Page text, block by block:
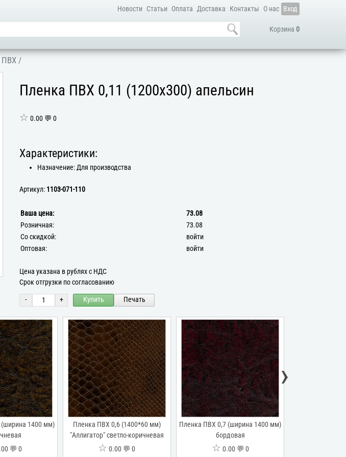
Новости Статьи Оплата Доставка Контакты О нас Вход
Корзина 0
ПВХ /
Пленка ПВХ 0,11 (1200х300) апельсин
☆ 0.00 💬 0
Характеристики:
Назначение: Для производства
Артикул: 1103-071-110
Ваша цена:
73.08
Розничная:
73.08
Со скидкой:
войти
Оптовая:
войти
Цена указана в рублях с НДС
Срок отгрузки по согласованию
- + Купить Печать
1400 мм)
💬 0
Пленка ПВХ 0,6 (1400*60 мм)
"Аллигатор" светло-коричневая
☆ 0.00 💬 0
Пленка ПВХ 0,7 (ширина 1400 мм)
бордовая
☆ 0.00 💬 0
›